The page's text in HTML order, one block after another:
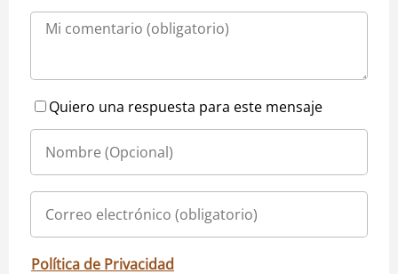
Quiero una respuesta para este mensaje
Política de Privacidad